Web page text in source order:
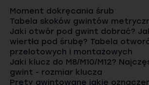
Moment dokręcania śrub
Tabela skoków gwintów
Jaki otwór pod gwint dobrać?
wiertła pod śrubę? Tabela
przelotowych i montażowych
Jaki klucz do M8/M10/M12?
gwint - rozmiar klucza
Pręty gwintowane jakie